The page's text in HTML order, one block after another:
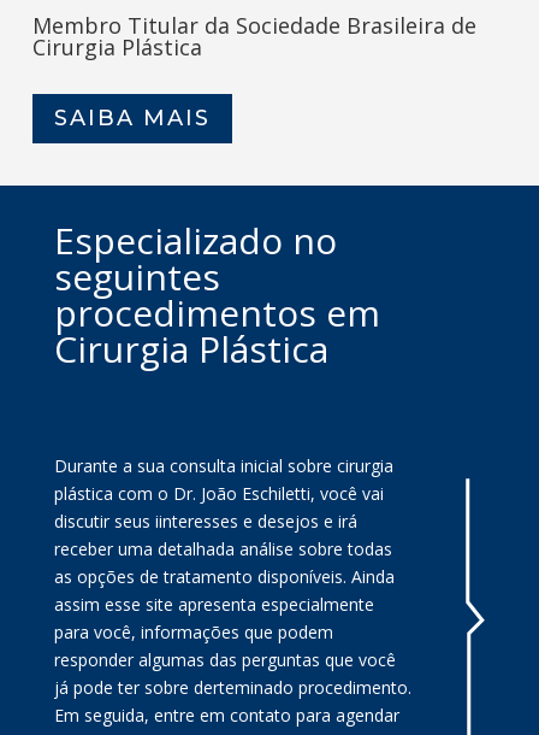
Membro Titular da Sociedade Brasileira de
Cirurgia Plástica
SAIBA MAIS
Especializado no
seguintes
procedimentos em
Cirurgia Plástica
Durante a sua consulta inicial sobre cirurgia
plástica com o Dr. João Eschiletti, você vai
discutir seus iinteresses e desejos e irá
receber uma detalhada análise sobre todas
as opções de tratamento disponíveis. Ainda
assim esse site apresenta especialmente
para você, informações que podem
responder algumas das perguntas que você
já pode ter sobre derteminado procedimento.
Em seguida, entre em contato para agendar